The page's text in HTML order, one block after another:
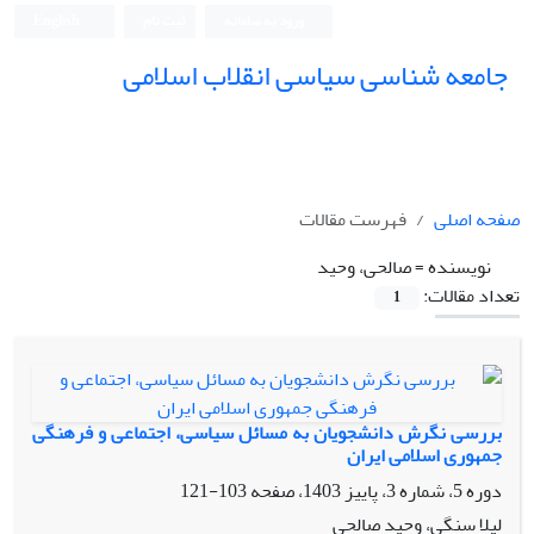
جامعه شناسی سیاسی انقلاب اسلامی
صفحه اصلی
فهرست مقالات
نویسنده =صالحی، وحید
تعداد مقالات:
1
بررسی نگرش دانشجویان به مسائل سیاسی، اجتماعی و فرهنگی
جمهوری اسلامی ایران
دوره 5، شماره 3، پاییز 1403، صفحه
103-121
لیلا سنگی، وحید صالحی